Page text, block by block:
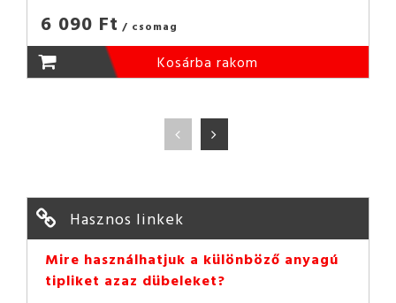
6 090 Ft / csomag
Kosárba rakom
Hasznos linkek
Mire használhatjuk a különböző anyagú
tipliket azaz dübeleket?